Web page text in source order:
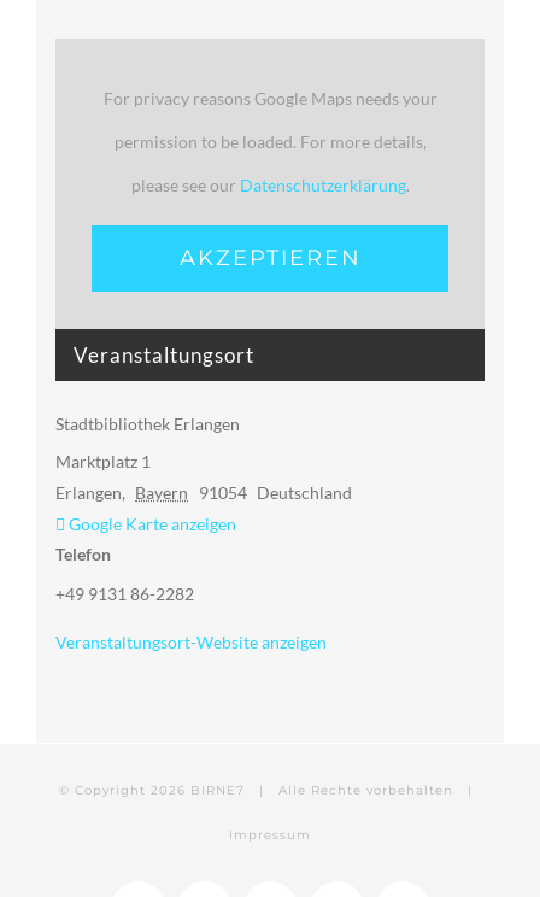
Veranstaltungsort
Stadtbibliothek Erlangen
Marktplatz 1
Erlangen, Bayern 91054 Deutschland
Google Karte anzeigen
Telefon
+49 9131 86-2282
Veranstaltungsort-Website anzeigen
For privacy reasons Google Maps needs your
permission to be loaded. For more details,
please see our Datenschutzerklärung.
AKZEPTIEREN
© Copyright 2026 BIRNE7 | Alle Rechte vorbehalten |
Impressum